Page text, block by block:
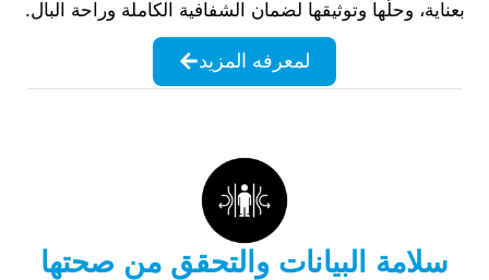
بعناية، وحلّها وتوثيقها لضمان الشفافية الكاملة وراحة البال.
لمعرفه المزيد
سلامة البيانات والتحقق من صحتها